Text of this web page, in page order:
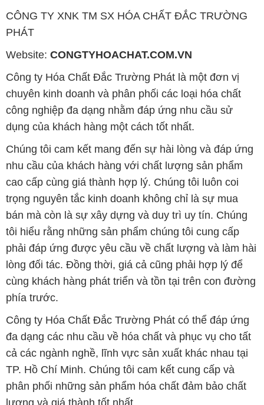
CÔNG TY XNK TM SX HÓA CHẤT ĐẮC TRƯỜNG
PHÁT
Website: CONGTYHOACHAT.COM.VN
Công ty Hóa Chất Đắc Trường Phát là một đơn vị
chuyên kinh doanh và phân phối các loại hóa chất
công nghiệp đa dạng nhằm đáp ứng nhu cầu sử
dụng của khách hàng một cách tốt nhất.
Chúng tôi cam kết mang đến sự hài lòng và đáp ứng
nhu cầu của khách hàng với chất lượng sản phẩm
cao cấp cùng giá thành hợp lý. Chúng tôi luôn coi
trọng nguyên tắc kinh doanh không chỉ là sự mua
bán mà còn là sự xây dựng và duy trì uy tín. Chúng
tôi hiểu rằng những sản phẩm chúng tôi cung cấp
phải đáp ứng được yêu cầu về chất lượng và làm hài
lòng đối tác. Đồng thời, giá cả cũng phải hợp lý để
cùng khách hàng phát triển và tồn tại trên con đường
phía trước.
Công ty Hóa Chất Đắc Trường Phát có thể đáp ứng
đa dạng các nhu cầu về hóa chất và phục vụ cho tất
cả các ngành nghề, lĩnh vực sản xuất khác nhau tại
TP. Hồ Chí Minh. Chúng tôi cam kết cung cấp và
phân phối những sản phẩm hóa chất đảm bảo chất
lượng và giá thành tốt nhất.